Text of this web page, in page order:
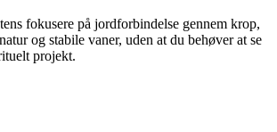
fokusere på jordforbindelse gennem krop,
og stabile vaner, uden at du behøver at se
projekt.